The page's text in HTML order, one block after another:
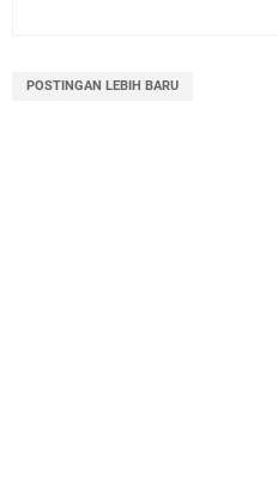
POSTINGAN LEBIH BARU